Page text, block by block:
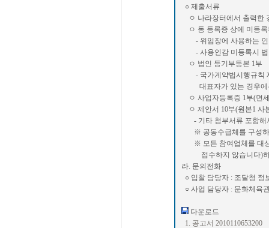
○ 제출서류
ㅇ 나라장터에서 출력한
ㅇ 동 등록증 상에 미등
- 위임장에 사용하는 인
- 사용인감 미등록시 법
ㅇ 법인 등기부등본 1부
- 국가계약법시행규칙 제
대표자가 있는 경우에
ㅇ 사업자등록증 1부(면
ㅇ 제안서 10부(원본1 사
- 기타 첨부서류 포함해
※ 공동수급체를 구성하
※ 모든 참여업체를 대상
접수하지 않습니다)하
라. 문의전화
○ 입찰 담당자 : 조달청 정
○ 사업 담당자 : 문화체육
다운로드
1. 공고서 2010110653200